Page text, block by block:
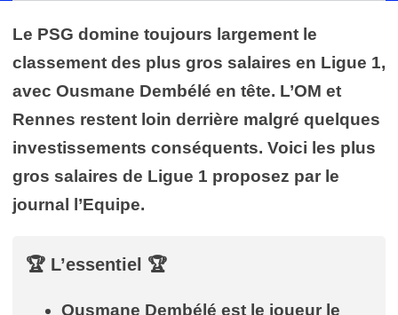
Le PSG domine toujours largement le
classement des plus gros salaires en Ligue 1,
avec Ousmane Dembélé en tête. L’OM et
Rennes restent loin derrière malgré quelques
investissements conséquents. Voici les plus
gros salaires de Ligue 1 proposez par le
journal l’Equipe.
🏆 L’essentiel 🏆
Ousmane Dembélé est le joueur le